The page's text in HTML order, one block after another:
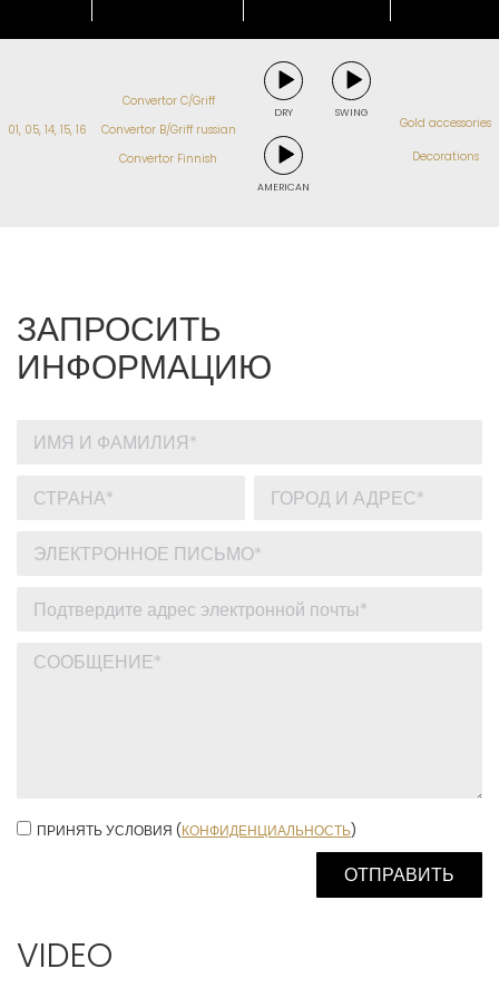
01, 05, 14, 15, 16
Convertor C/Griff
Convertor B/Griff russian
Convertor Finnish
DRY SWING
AMERICAN
Gold accessories
Decorations
ЗАПРОСИТЬ
ИНФОРМАЦИЮ
ПРИНЯТЬ УСЛОВИЯ (КОНФИДЕНЦИАЛЬНОСТЬ)
VIDEO